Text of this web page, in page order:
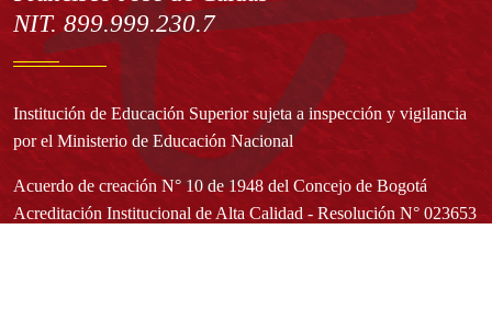
NIT. 899.999.230.7
Institución de Educación Superior sujeta a inspección y vigilancia
por el Ministerio de Educación Nacional
Acuerdo de creación N° 10 de 1948 del Concejo de Bogotá
Acreditación Institucional de Alta Calidad - Resolución N° 023653